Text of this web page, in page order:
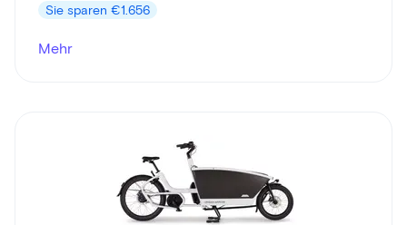
Sie sparen €1.656
Mehr